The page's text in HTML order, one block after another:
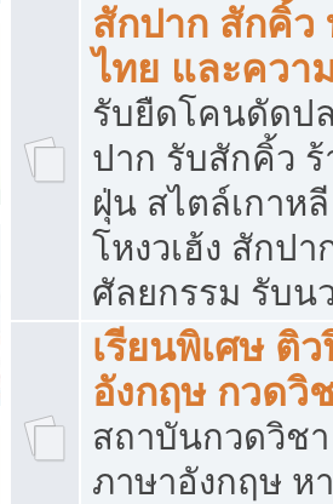
สักปาก สักคิ้
ไทย และควา
รับยืดโคนดัดป
ปาก รับสักคิ้ว
ฝุ่น สไตล์เกาห
โหงวเฮ้ง สักป
ศัลยกรรม รับน
เรียนพิเศษ ติ
อังกฤษ กวดวิ
สถาบันกวดวิช
ภาษาอังกฤษ ห